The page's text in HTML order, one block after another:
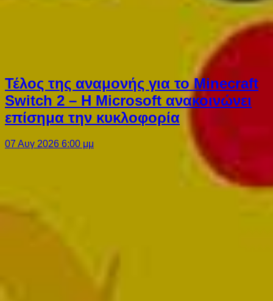
Τέλος της αναμονής για το Minecraft
Switch 2 – Η Microsoft ανακοινώνει
επίσημα την κυκλοφορία
07 Αυγ 2026 6:00 μμ